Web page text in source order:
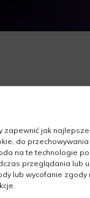
zapewnić jak
do
na te technologie
przeglądania lub
lub wycofanie zgody
Z Głębokim